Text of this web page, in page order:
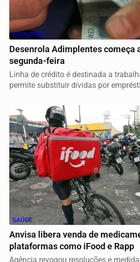
ECONOMIA
Desenrola Adimplentes começa
segunda-feira
Linha de crédito é destinada a
permite substituir dívidas por
SAÚDE
Anvisa libera venda de
plataformas como iFood e Rapp
Agência revogou resoluções e